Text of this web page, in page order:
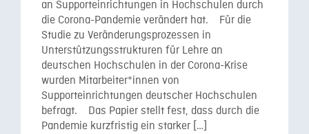
an Supporteinrichtungen in Hochschulen durch
die Corona-Pandemie verändert hat. Für die
Studie zu Veränderungsprozessen in
Unterstützungsstrukturen für Lehre an
deutschen Hochschulen in der Corona-Krise
wurden Mitarbeiter*innen von
Supporteinrichtungen deutscher Hochschulen
befragt. Das Papier stellt fest, dass durch die
Pandemie kurzfristig ein starker […]